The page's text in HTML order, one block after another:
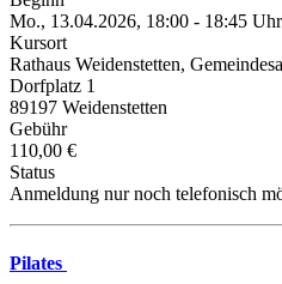
Mo., 13.04.2026, 18:00 - 18:45 Uhr
Kursort
Rathaus Weidenstetten,
Dorfplatz 1
89197 Weidenstetten
Gebühr
110,00 €
Status
Anmeldung nur noch telefonisch
Pilates